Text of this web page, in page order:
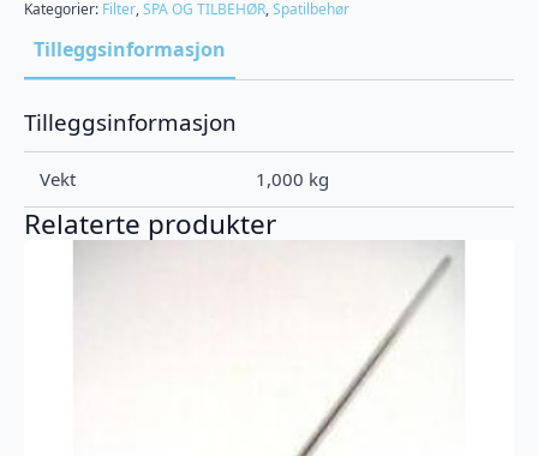
antall
Kategorier: Filter,SPA OG TILBEHØR,Spatilbehør
Tilleggsinformasjon
Tilleggsinformasjon
Vekt 1,000 kg
Relaterte produkter